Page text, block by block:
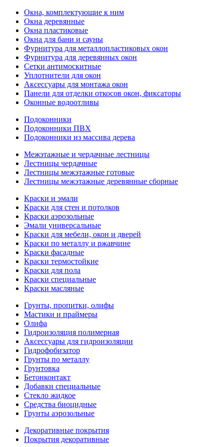
Окна, комплектующие к ним
Окна деревянные
Окна пластиковые
Окна для бани и сауны
Фурнитура для металлопластиковых окон
Фурнитура для деревянных окон
Сетки антимоскитные
Уплотнители для окон
Аксессуары для монтажа окон
Панели для отделки откосов окон, фиксаторы
Оконные водоотливы
Подоконники
Подоконники ПВХ
Подоконники из массива дерева
Межэтажные и чердачные лестницы
Лестницы чердачные
Лестницы межэтажные готовые
Лестницы межэтажные деревянные сборные
Краски и эмали
Краски для стен и потолков
Краски аэрозольные
Эмали универсальные
Краски для мебели, окон и дверей
Краски по металлу и ржавчине
Краски фасадные
Краски термостойкие
Краски для пола
Краски специальные
Краски масляные
Грунты, пропитки, олифы
Мастики и праймеры
Олифа
Гидроизоляция полимерная
Аксессуары для гидроизоляции
Гидрофобизатор
Грунты по металлу
Грунтовка
Бетонконтакт
Добавки специальные
Стекло жидкое
Средства биоцидные
Грунты аэрозольные
Декоративные покрытия
Покрытия декоративные